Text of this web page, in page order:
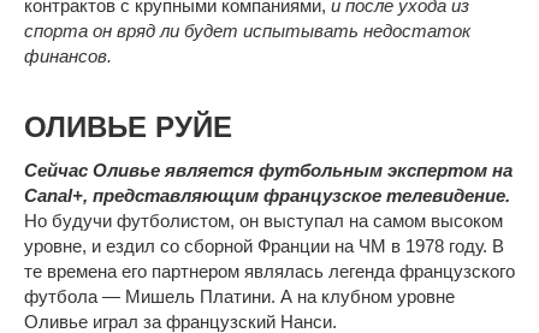
контрактов с крупными компаниями, и после ухода из
спорта он вряд ли будет испытывать недостаток
финансов.
ОЛИВЬЕ РУЙЕ
Сейчас Оливье является футбольным экспертом на
Canal+, представляющим французское телевидение.
Но будучи футболистом, он выступал на самом высоком
уровне, и ездил со сборной Франции на ЧМ в 1978 году. В
те времена его партнером являлась легенда французского
футбола — Мишель Платини. А на клубном уровне
Оливье играл за французский Нанси.